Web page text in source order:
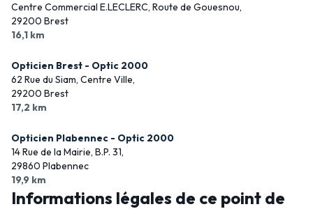
Centre Commercial E.LECLERC, Route de Gouesnou,
29200 Brest
16,1 km
Opticien Brest - Optic 2000
62 Rue du Siam, Centre Ville,
29200 Brest
17,2 km
Opticien Plabennec - Optic 2000
14 Rue de la Mairie, B.P. 31,
29860 Plabennec
19,9 km
Informations légales de ce point de